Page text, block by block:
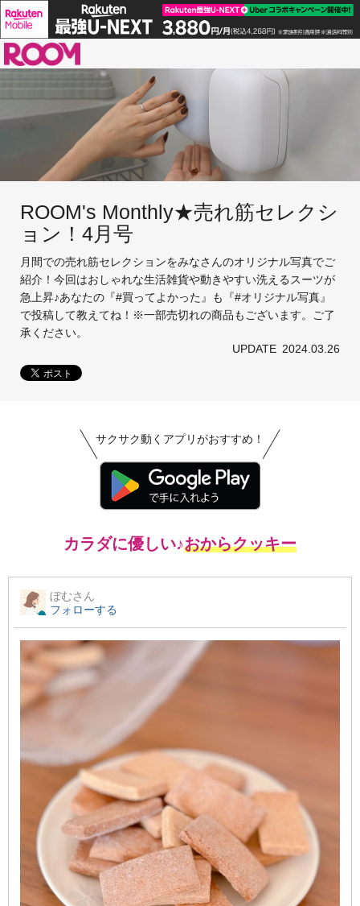
ROOM's Monthly★売れ筋セレクシ
ョン！4月号
月間での売れ筋セレクションをみなさんのオリジナル写真でご
紹介！今回はおしゃれな生活雑貨や動きやすい洗えるスーツが
急上昇♪あなたの『#買ってよかった』も『#オリジナル写真』
で投稿して教えてね！※一部売切れの商品もございます。ご了
承ください。
UPDATE 2024.03.26
サクサク動くアプリがおすすめ！
カラダに優しい♪おからクッキー
ぼむさん
フォローする